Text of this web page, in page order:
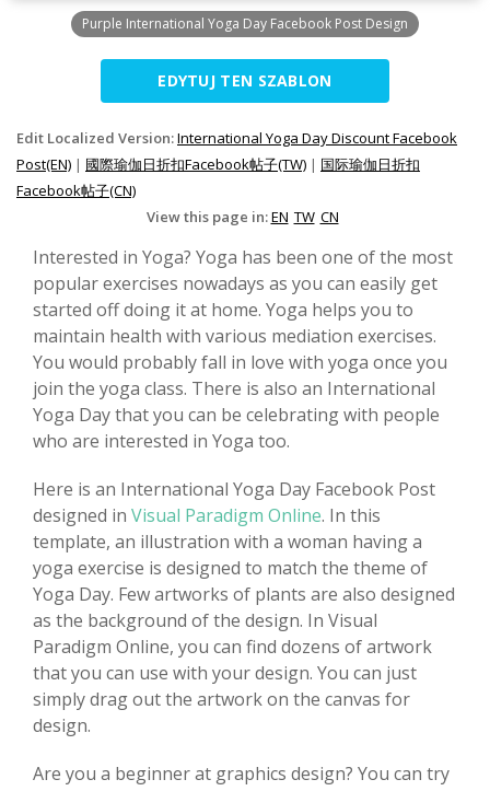
Purple International Yoga Day Facebook Post Design
EDYTUJ TEN SZABLON
Edit Localized Version:International Yoga Day Discount Facebook
Post(EN) | 國際瑜伽日折扣Facebook帖子(TW) | 国际瑜伽日折扣
Facebook帖子(CN)
View this page in:EN TW CN
Interested in Yoga? Yoga has been one of the most
popular exercises nowadays as you can easily get
started off doing it at home. Yoga helps you to
maintain health with various mediation exercises.
You would probably fall in love with yoga once you
join the yoga class. There is also an International
Yoga Day that you can be celebrating with people
who are interested in Yoga too.
Here is an International Yoga Day Facebook Post
designed in Visual Paradigm Online. In this
template, an illustration with a woman having a
yoga exercise is designed to match the theme of
Yoga Day. Few artworks of plants are also designed
as the background of the design. In Visual
Paradigm Online, you can find dozens of artwork
that you can use with your design. You can just
simply drag out the artwork on the canvas for
design.
Are you a beginner at graphics design? You can try